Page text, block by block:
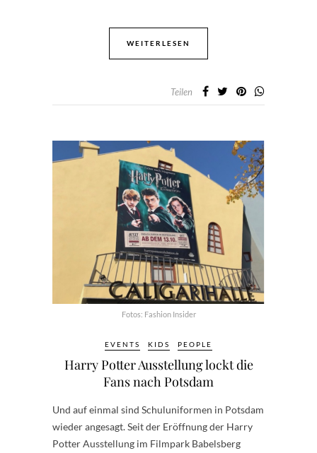
WEITERLESEN
Teilen
Fotos: Fashion Insider
EVENTS KIDS PEOPLE
Harry Potter Ausstellung lockt die
Fans nach Potsdam
Und auf einmal sind Schuluniformen in Potsdam
wieder angesagt. Seit der Eröffnung der Harry
Potter Ausstellung im Filmpark Babelsberg